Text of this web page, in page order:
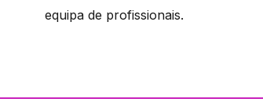
equipa de profissionais.